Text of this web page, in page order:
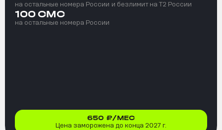
на остальные номера России и безлимит на T2 России
100 СМС
на остальные номера России
650 ₽/МЕС
Цена заморожена до конца 2027 г.